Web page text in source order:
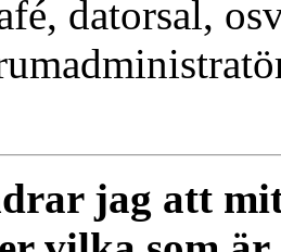
datorsal,
jag att